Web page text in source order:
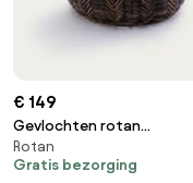
€ 149
Gevlochten rotan
plantenmand, Siriti
Rotan
Gratis bezorging